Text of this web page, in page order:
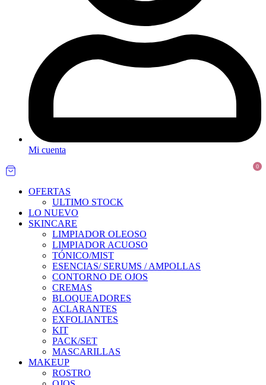
Mi cuenta
0
OFERTAS
ULTIMO STOCK
LO NUEVO
SKINCARE
LIMPIADOR OLEOSO
LIMPIADOR ACUOSO
TÓNICO/MIST
ESENCIAS/ SERUMS / AMPOLLAS
CONTORNO DE OJOS
CREMAS
BLOQUEADORES
ACLARANTES
EXFOLIANTES
KIT
PACK/SET
MASCARILLAS
MAKEUP
ROSTRO